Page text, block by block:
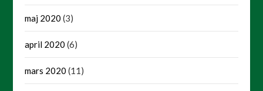
maj 2020 (3)
april 2020 (6)
mars 2020 (11)